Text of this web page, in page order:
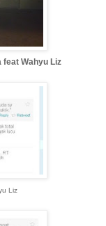
feat Wahyu Liz
Liz